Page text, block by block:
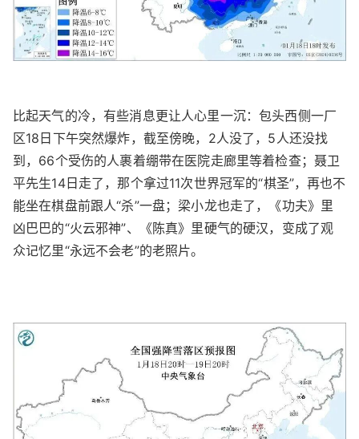
比起天气的冷，有些消息更让人心里一沉：包头西侧一厂
区18日下午突然爆炸，截至傍晚，2人没了，5人还没找
到，66个受伤的人裹着绷带在医院走廊里等着检查；聂卫
平先生14日走了，那个拿过11次世界冠军的“棋圣”，再也不
能坐在棋盘前跟人“杀”一盘；梁小龙也走了，《功夫》里
凶巴巴的“火云邪神”、《陈真》里硬气的硬汉，变成了观
众记忆里“永远不会老”的老照片。